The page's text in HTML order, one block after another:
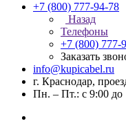
+7 (800) 777-94-78
Назад
Телефоны
+7 (800) 777-
Заказать
info@kupicabel.ru
г. Краснодар,
Пн. – Пт.: с 9:00 до